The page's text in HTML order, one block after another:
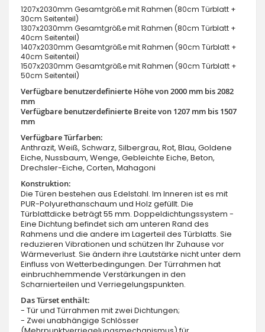
1207x2030mm Gesamtgröße mit Rahmen (80cm Türblatt +
30cm Seitenteil)
1307x2030mm Gesamtgröße mit Rahmen (80cm Türblatt +
40cm Seitenteil)
1407x2030mm Gesamtgröße mit Rahmen (90cm Türblatt +
40cm Seitenteil)
1507x2030mm Gesamtgröße mit Rahmen (90cm Türblatt +
50cm Seitenteil)
Verfügbare benutzerdefinierte Höhe von 2000 mm bis 2082
mm
Verfügbare benutzerdefinierte Breite von 1207 mm bis 1507
mm
Verfügbare Türfarben:
Anthrazit, Weiß, Schwarz, Silbergrau, Rot, Blau, Goldene
Eiche, Nussbaum, Wenge, Gebleichte Eiche, Beton,
Drechsler-Eiche, Corten, Mahagoni
Konstruktion:
Die Türen bestehen aus Edelstahl. Im Inneren ist es mit
PUR-Polyurethanschaum und Holz gefüllt. Die
Türblattdicke beträgt 55 mm. Doppeldichtungssystem -
Eine Dichtung befindet sich am unteren Rand des
Rahmens und die andere im Lagerteil des Türblatts. Sie
reduzieren Vibrationen und schützen Ihr Zuhause vor
Wärmeverlust. Sie ändern ihre Lautstärke nicht unter dem
Einfluss von Wetterbedingungen. Der Türrahmen hat
einbruchhemmende Verstärkungen in den
Scharnierteilen und Verriegelungspunkten.
Das Türset enthält:
- Tür und Türrahmen mit zwei Dichtungen;
- Zwei unabhängige Schlösser